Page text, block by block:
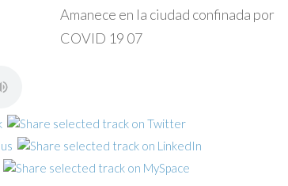
Amanece en la ciudad confinada por
COVID 19 07